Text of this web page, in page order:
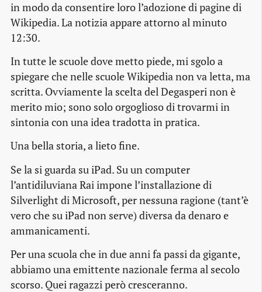
in modo da consentire loro l’adozione di pagine di
Wikipedia. La notizia appare attorno al minuto
12:30.
In tutte le scuole dove metto piede, mi sgolo a
spiegare che nelle scuole Wikipedia non va letta, ma
scritta. Ovviamente la scelta del Degasperi non è
merito mio; sono solo orgoglioso di trovarmi in
sintonia con una idea tradotta in pratica.
Una bella storia, a lieto fine.
Se la si guarda su iPad. Su un computer
l’antidiluviana Rai impone l’installazione di
Silverlight di Microsoft, per nessuna ragione (tant’è
vero che su iPad non serve) diversa da denaro e
ammanicamenti.
Per una scuola che in due anni fa passi da gigante,
abbiamo una emittente nazionale ferma al secolo
scorso. Quei ragazzi però cresceranno.